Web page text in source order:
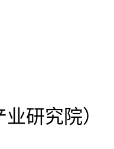
研究院）